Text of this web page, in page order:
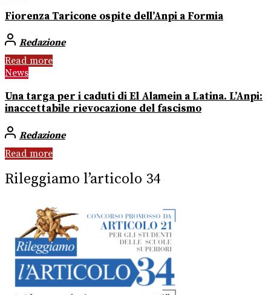
Fiorenza Taricone ospite dell’Anpi a Formia
Redazione
Read more
News
Una targa per i caduti di El Alamein a Latina. L’Anpi:
inaccettabile rievocazione del fascismo
Redazione
Read more
Rileggiamo l’articolo 34